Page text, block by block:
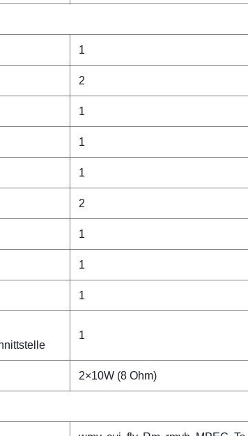
1
2
1
1
1
2
1
1
1
1
2×10W (8 Ohm)